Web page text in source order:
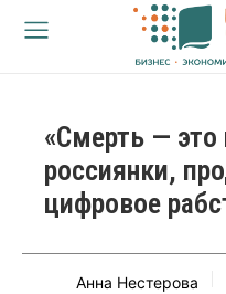
«Смерть — это
россиянки,
цифровое
Анна Нестерова